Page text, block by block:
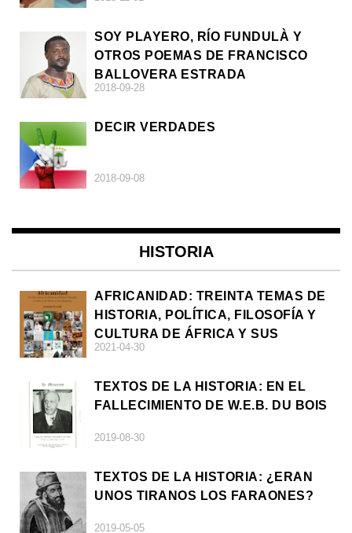
SOY PLAYERO, RÍO FUNDULÀ Y
OTROS POEMAS DE FRANCISCO
BALLOVERA ESTRADA
2018-09-28
DECIR VERDADES
2018-09-08
HISTORIA
AFRICANIDAD: TREINTA TEMAS DE
HISTORIA, POLÍTICA, FILOSOFÍA Y
CULTURA DE ÁFRICA Y SUS
DIÁSPORAS
2021-04-30
TEXTOS DE LA HISTORIA: EN EL
FALLECIMIENTO DE W.E.B. DU BOIS
2019-08-30
TEXTOS DE LA HISTORIA: ¿ERAN
UNOS TIRANOS LOS FARAONES?
2019-05-05